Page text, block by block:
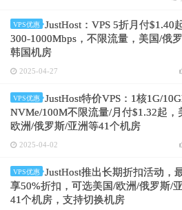
VPS优惠
JustHost：VPS 5折月付$1.40
300-1000Mbps，不限流量，美国/俄
韩国机房
2025-04-27
VPS优惠
JustHost特价VPS：1核1G/
NVMe/100M不限流量/月付$1.32起，
欧洲/俄罗斯/亚洲等41个机房
2025-04-02
VPS优惠
JustHost推出长期折扣活动，
享50%折扣，可选美国/欧洲/俄罗斯/
41个机房，支持切换机房